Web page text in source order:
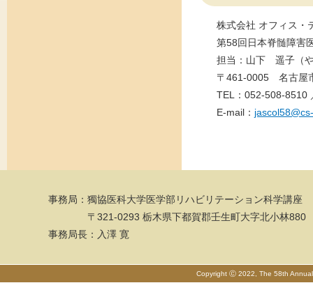
株式会社 オフィス・
第58回日本脊髄障
担当：山下 遥子（
〒461-0005 名古屋
TEL：052-508-8510
E-mail：
事務局：獨協医科大学医学部リハビリテーション科学講座
〒321-0293 栃木県下都賀郡壬生町大字北小林880
事務局長：入澤 寛
Copyright Ⓒ 2022, The 58th